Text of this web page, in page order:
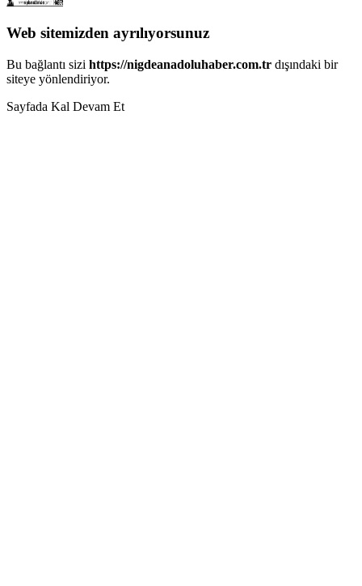
Web sitemizden ayrılıyorsunuz
Bu bağlantı sizi https://nigdeanadoluhaber.com.tr dışındaki bir
siteye yönlendiriyor.
Sayfada Kal Devam Et